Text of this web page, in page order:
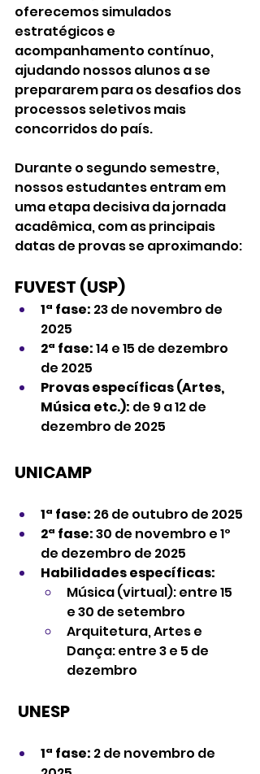
oferecemos simulados
estratégicos e
acompanhamento contínuo,
ajudando nossos alunos a se
prepararem para os desafios dos
processos seletivos mais
concorridos do país.
Durante o segundo semestre,
nossos estudantes entram em
uma etapa decisiva da jornada
acadêmica, com as principais
datas de provas se aproximando:
FUVEST (USP)
1ª fase: 23 de novembro de
2025
2ª fase: 14 e 15 de dezembro
de 2025
Provas específicas (Artes,
Música etc.): de 9 a 12 de
dezembro de 2025
UNICAMP
1ª fase: 26 de outubro de 2025
2ª fase: 30 de novembro e 1º
de dezembro de 2025
Habilidades específicas:
Música (virtual): entre 15
e 30 de setembro
Arquitetura, Artes e
Dança: entre 3 e 5 de
dezembro
UNESP
1ª fase: 2 de novembro de